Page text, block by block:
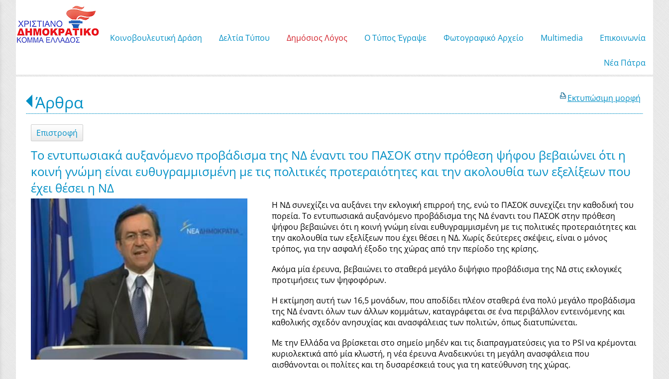
Κοινοβουλευτική Δράση Δελτία Τύπου Δημόσιος Λόγος Ο Τύπος Έγραψε Φωτογραφικό Αρχείο Μultimedia Επικοινωνία
Νέα Πάτρα
Εκτυπώσιμη μορφή
Άρθρα
Επιστροφή
Το εντυπωσιακά αυξανόμενο προβάδισμα της ΝΔ έναντι του ΠΑΣΟΚ στην πρόθεση ψήφου βεβαιώνει ότι η
κοινή γνώμη είναι ευθυγραμμισμένη με τις πολιτικές προτεραιότητες και την ακολουθία των εξελίξεων που
έχει θέσει η ΝΔ
Η ΝΔ συνεχίζει να αυξάνει την εκλογική επιρροή της, ενώ το ΠΑΣΟΚ συνεχίζει την καθοδική του
πορεία. Το εντυπωσιακά αυξανόμενο προβάδισμα της ΝΔ έναντι του ΠΑΣΟΚ στην πρόθεση
ψήφου βεβαιώνει ότι η κοινή γνώμη είναι ευθυγραμμισμένη με τις πολιτικές προτεραιότητες και
την ακολουθία των εξελίξεων που έχει θέσει η ΝΔ. Χωρίς δεύτερες σκέψεις, είναι ο μόνος
τρόπος, για την ασφαλή έξοδο της χώρας από την περίοδο της κρίσης.
Ακόμα μία έρευνα, βεβαιώνει το σταθερά μεγάλο διψήφιο προβάδισμα της ΝΔ στις εκλογικές
προτιμήσεις των ψηφοφόρων.
Η εκτίμηση αυτή των 16,5 μονάδων, που αποδίδει πλέον σταθερά ένα πολύ μεγάλο προβάδισμα
της ΝΔ έναντι όλων των άλλων κομμάτων, καταγράφεται σε ένα περιβάλλον εντεινόμενης και
καθολικής σχεδόν ανησυχίας και ανασφάλειας των πολιτών, όπως διατυπώνεται.
Με την Ελλάδα να βρίσκεται στο σημείο μηδέν και τις διαπραγματεύσεις για το PSI να κρέμονται
κυριολεκτικά από μία κλωστή, η νέα έρευνα Αναδεικνύει τη μεγάλη ανασφάλεια που
αισθάνονται οι πολίτες και τη δυσαρέσκειά τους για τη κατεύθυνση της χώρας.